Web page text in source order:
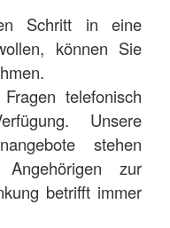
Schritt in eine
können Sie
telefonisch
Unsere
stehen
zur
betrifft immer